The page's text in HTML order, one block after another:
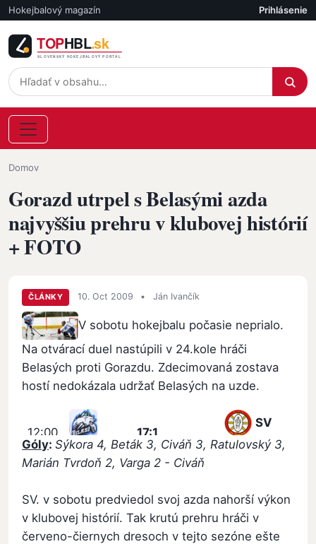
Skočiť na hlavný obsah
Hokejbalový magazín Účet
Prihlásenie
Omrvinka
Domov
Gorazd utrpel s Belasými azda
najvyššiu prehru v klubovej histórií
+ FOTO
ČLÁNKY 10. Oct 2009 • Ján Ivančík
V sobotu hokejbalu počasie neprialo.
Na otvárací duel nastúpili v 24.kole hráči
Belasých proti Gorazdu. Zdecimovaná zostava
hostí nedokázala udržať Belasých na uzde.
12:00
BELASÍ
17:1
SV
GORAZD
Góly:Sýkora 4, Beták 3, Civáň 3, Ratulovský 3,
Marián Tvrdoň 2, Varga 2 - Civáň
SV. v sobotu predviedol svoj azda nahorší výkon
v klubovej histórií. Tak krutú prehru hráči v
červeno-čiernych dresoch v tejto sezóne ešte